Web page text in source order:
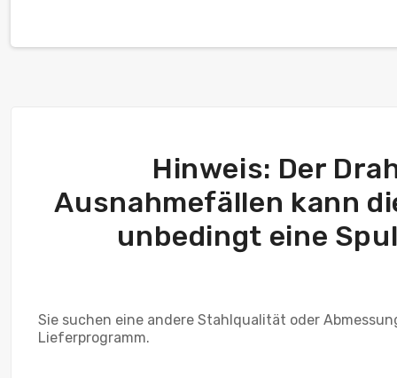
Hinweis: Der
Ausnahmefällen kann
unbedingt eine
Sie suchen eine andere Stahlqualität oder
Lieferprogramm.